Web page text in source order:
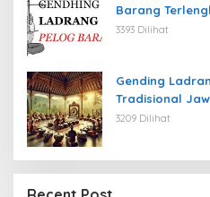
Barang
3393 Dilihat
Gending
Tradisional
3209 Dilihat